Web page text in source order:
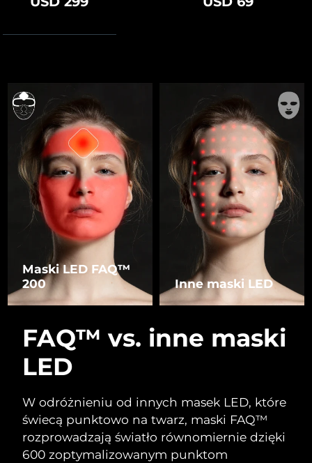
Maski LED FAQ™
200
Inne maski LED
FAQ™ vs. inne maski
LED
W odróżnieniu od innych masek LED, które
świecą punktowo na twarz, maski FAQ™
rozprowadzają światło równomiernie dzięki
600 zoptymalizowanym punktom